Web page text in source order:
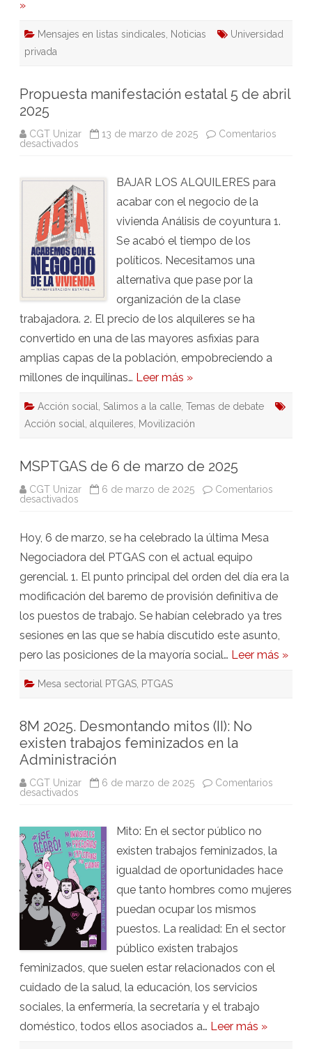
»
Mensajes en listas sindicales Noticias
Universidad
privada
Propuesta manifestación estatal 5 de abril
2025
CGT Unizar 13 de marzo de 2025
Comentarios
desactivados
5
de
abril
2025
BAJAR LOS ALQUILERES para
acabar con el negocio de la
vivienda Análisis de coyuntura 1.
Se acabó el tiempo de los
políticos. Necesitamos una
alternativa que pase por la
organización de la clase
trabajadora. 2. El precio de los alquileres se ha
convertido en una de las mayores asfixias para
amplias capas de la población, empobreciendo a
millones de inquilinas… Leer más »
Acción social Salimos a la calle Temas de debate
Acción social
alquileres Movilización
MSPTGAS de 6 de marzo de 2025
CGT Unizar 6 de marzo de 2025
Comentarios
desactivados
de
de
Hoy, 6 de marzo, se ha celebrado la última Mesa
Negociadora del PTGAS con el actual equipo
gerencial. 1. El punto principal del orden del día era la
modificación del baremo de provisión definitiva de
los puestos de trabajo. Se habían celebrado ya tres
sesiones en las que se había discutido este asunto,
pero las posiciones de la mayoría social… Leer más »
Mesa sectorial PTGAS PTGAS
8M 2025. Desmontando mitos (II): No
existen trabajos feminizados en la
Administración
CGT Unizar 6 de marzo de 2025
Comentarios
desactivados
mitos
(II):
No
existen
trabajos
feminizados
en
la
Administración
Mito: En el sector público no
existen trabajos feminizados, la
igualdad de oportunidades hace
que tanto hombres como mujeres
puedan ocupar los mismos
puestos. La realidad: En el sector
público existen trabajos
feminizados, que suelen estar relacionados con el
cuidado de la salud, la educación, los servicios
sociales, la enfermería, la secretaría y el trabajo
doméstico, todos ellos asociados a… Leer más »